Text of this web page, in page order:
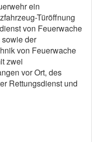
ein
Türöffnung
von Feuerwache
der
von Feuerwache
zwei
vor Ort, des
Rettungsdienst und